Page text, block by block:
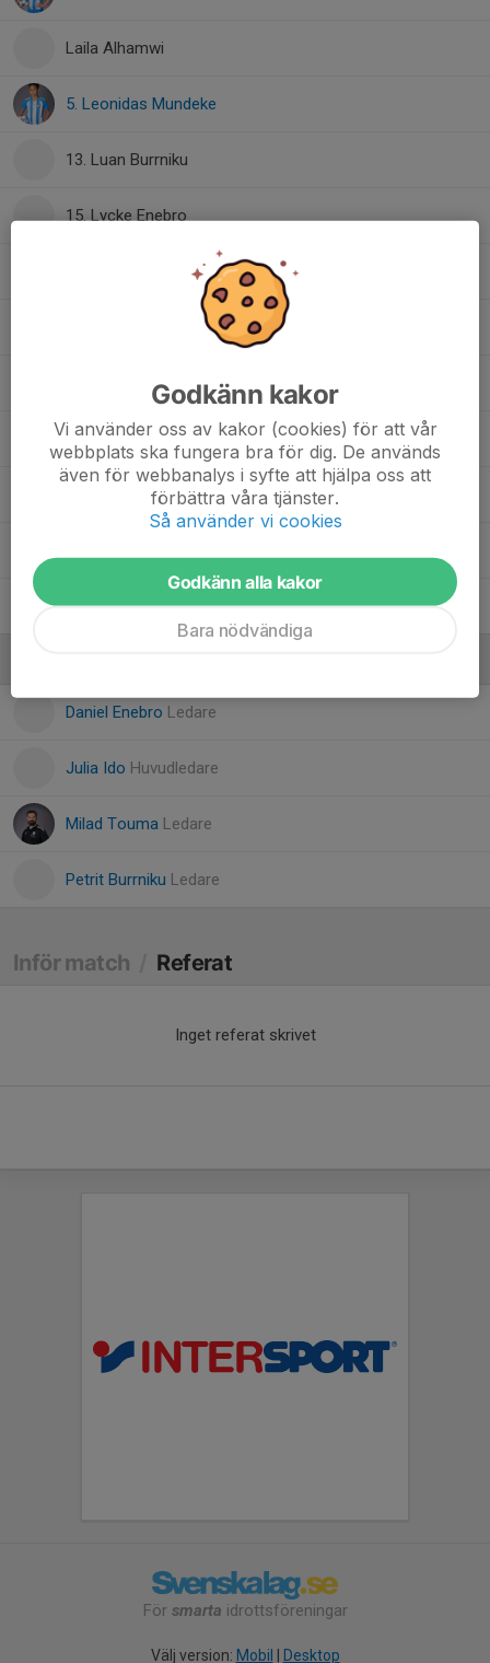
Laila Alhamwi
5. Leonidas Mundeke
13. Luan Burrniku
15. Lycke Enebro
4. Matteus Mourad
9. Melwin Källsholm
20. Nahuel Carmona
2. Nathalie Davidsson
12. Noelle Ido
7. Vincent Tan
Daniel Enebro Ledare
Julia Ido Huvudledare
Milad Touma Ledare
Petrit Burrniku Ledare
Inför match Referat
Inget referat skrivet
För smarta idrottsföreningar
Välj version: Mobil Desktop
Godkänn kakor
Vi använder oss av kakor (cookies) för att vår
webbplats ska fungera bra för dig. De används
även för webbanalys i syfte att hjälpa oss att
förbättra våra tjänster.
Så använder vi cookies
Godkänn alla kakor
Bara nödvändiga